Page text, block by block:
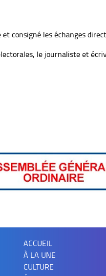
consigné les échanges
le journaliste et
ACCUEIL
À LA UNE
CULTURE